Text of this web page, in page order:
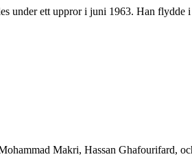
under ett uppror i juni 1963. Han flydde i
Makri, Hassan Ghafourifard,